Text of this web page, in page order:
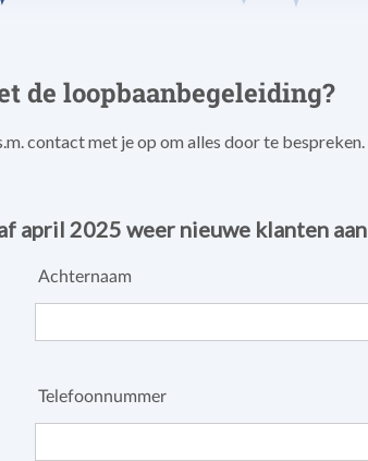
de loopbaanbegeleiding?
contact met je op om alles door te bespreken.
april 2025 weer nieuwe klanten aan
Achternaam
Telefoonnummer